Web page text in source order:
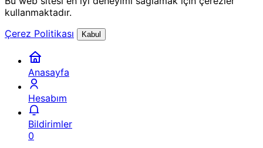
kullanmaktadır.
Çerez Politikası
Kabul
Anasayfa
Hesabım
Bildirimler
0